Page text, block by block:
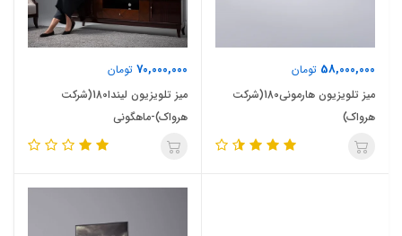
58,000,000 تومان
میز تلویزیون هارمونی180(شرکت
هرواک)
70,000,000 تومان
میز تلویزیون لیندا180(شرکت
هرواک)-ماهگونی